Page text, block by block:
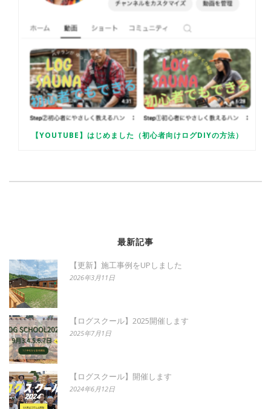
【YOUTUBE】はじめました（初心者向けログDIYの方法）
最新記事
【更新】施工事例をUPしました
2026年3月11日
【ログスクール】2025開催します
2025年7月1日
【ログスクール】開催します
2024年6月12日